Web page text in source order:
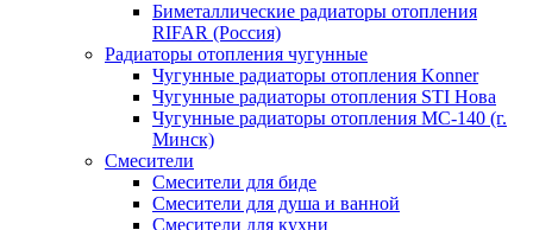
Биметаллические радиаторы отопления
RIFAR (Россия)
Радиаторы отопления чугунные
Чугунные радиаторы отопления Konner
Чугунные радиаторы отопления STI Нова
Чугунные радиаторы отопления МС-140 (г.
Минск)
Смесители
Смесители для биде
Смесители для душа и ванной
Смесители для кухни